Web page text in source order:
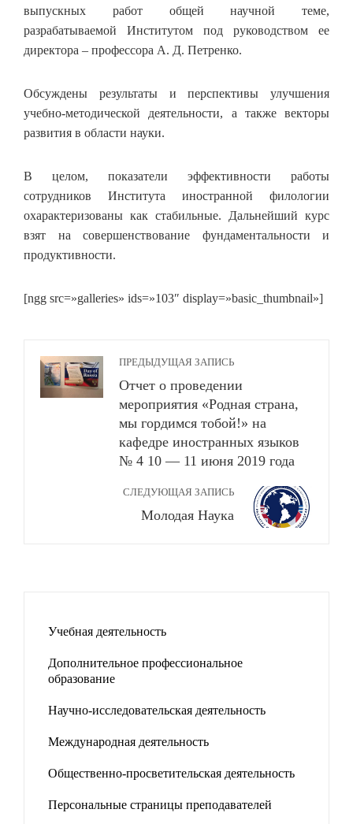
выпускных работ общей научной теме,
разрабатываемой Институтом под руководством ее
директора – профессора А. Д. Петренко.
Обсуждены результаты и перспективы улучшения
учебно-методической деятельности, а также векторы
развития в области науки.
В целом, показатели эффективности работы
сотрудников Института иностранной филологии
охарактеризованы как стабильные. Дальнейший курс
взят на совершенствование фундаментальности и
продуктивности.
[ngg src=»galleries» ids=»103″ display=»basic_thumbnail»]
ПРЕДЫДУЩАЯ ЗАПИСЬ
Отчет о проведении
мероприятия «Родная страна,
мы гордимся тобой!» на
кафедре иностранных языков
№ 4 10 — 11 июня 2019 года
СЛЕДУЮЩАЯ ЗАПИСЬ
Молодая Наука
Учебная деятельность
Дополнительное профессиональное
образование
Научно-исследовательская деятельность
Международная деятельность
Общественно-просветительская деятельность
Персональные страницы преподавателей